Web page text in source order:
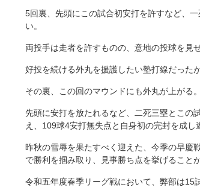
5回裏、先頭にこの試合初安打を許すなど、
い。
両投手は走者を許すものの、意地の投球を見
好投を続ける外丸を援護したい塾打線だった
その裏、この回のマウンドにも外丸が上がる。
先頭に安打を放たれるなど、二死三塁とこの
え、109球4安打無失点と自身初の完封を成し
昨秋の雪辱を果たすべく迎えた、今季の早慶
で勝利を掴み取り、見事勝ち点を挙げること
令和五年度春季リーグ戦において、弊部は15